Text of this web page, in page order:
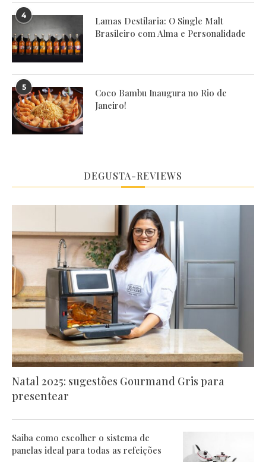
4
Lamas Destilaria: O Single Malt
Brasileiro com Alma e Personalidade
5
Coco Bambu Inaugura no Rio de
Janeiro!
DEGUSTA-REVIEWS
Natal 2025: sugestões Gourmand Gris para
presentear
Saiba como escolher o sistema de
panelas ideal para todas as refeições